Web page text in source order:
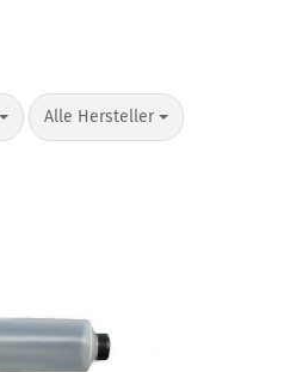
Alle Hersteller
pro Seite